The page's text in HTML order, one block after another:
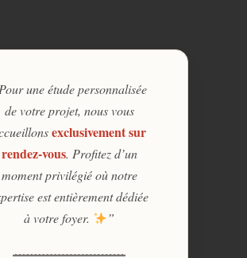
une étude personnalisée
de votre projet, nous vous
exclusivement sur
rendez-vous. Profitez d’un
moment privilégié où notre
est entièrement dédiée
à votre foyer.
”